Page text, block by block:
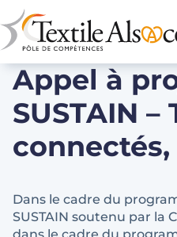
Appel à
SUSTAIN –
Dans le cadre du
SUSTAIN soutenu par la
Panneau de gestion des